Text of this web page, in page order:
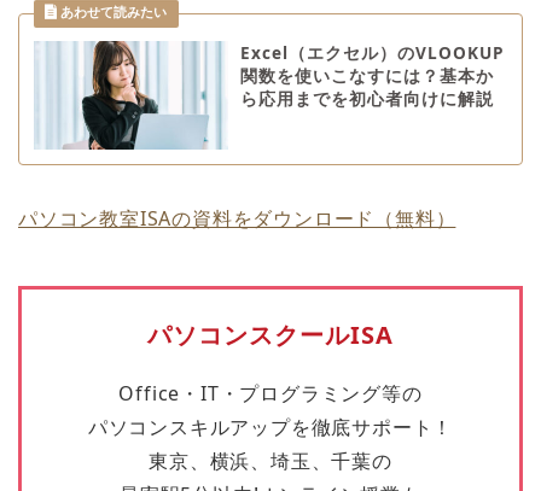
Excel（エクセル）のVLOOKUP
関数を使いこなすには？基本か
ら応用までを初心者向けに解説
パソコン教室ISAの資料をダウンロード（無料）
パソコンスクールISA
Office・IT・プログラミング等の
パソコンスキルアップを徹底サポート！
東京、横浜、埼玉、千葉の